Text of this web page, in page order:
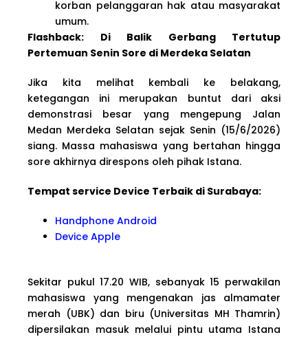
korban pelanggaran hak atau masyarakat
umum.
Flashback: Di Balik Gerbang Tertutup
Pertemuan Senin Sore di Merdeka Selatan
Jika kita melihat kembali ke belakang,
ketegangan ini merupakan buntut dari aksi
demonstrasi besar yang mengepung Jalan
Medan Merdeka Selatan sejak Senin (15/6/2026)
siang. Massa mahasiswa yang bertahan hingga
sore akhirnya direspons oleh pihak Istana.
Tempat service Device Terbaik di Surabaya:
Handphone Android
Device Apple
Sekitar pukul 17.20 WIB, sebanyak 15 perwakilan
mahasiswa yang mengenakan jas almamater
merah (UBK) dan biru (Universitas MH Thamrin)
dipersilakan masuk melalui pintu utama Istana